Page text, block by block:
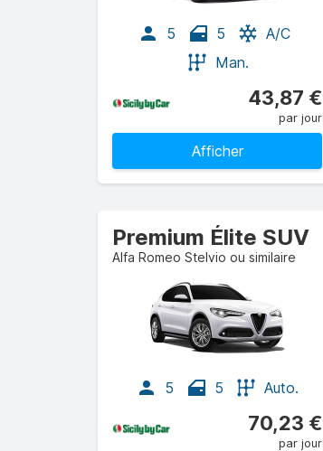
5 5
A/C
Man.
43,87 €
par jour
Afficher
Premium Élite SUV
Alfa Romeo Stelvio ou similaire
5 5 Auto.
70,23 €
par jour